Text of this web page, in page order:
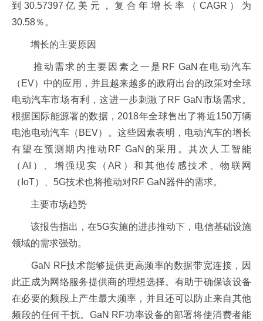
到30.57397亿美元，复合年增长率（CAGR）为
30.58％。
增长的主要原因
推动需求的主要因素之一是RF GaN在电动汽车
（EV）中的应用，并且越来越多的政府出台的政策对全球
电动汽车市场有利，这进一步刺激了RF GaN市场需求。
根据国际能源署的数据，2018年全球售出了将近150万辆
电池电动汽车（BEV）。这些因素表明，电动汽车的增长
有望在预测期内推动RF GaN的采用。其次人工智能
（AI）、增强现实（AR）和其他传感技术、物联网
（IoT）、5G技术也将推动对RF GaN器件的需求。
主要市场趋势
该报告指出，在5G实施的进步推动下，电信基础设施
领域的需求强劲。
GaN RF技术能够提供更高频率的数据带宽连接，因
此正成为网络服务提供商的理想选择。有助于确保该设备
在必要的频段上产生最大频率，并且还可以防止来自其他
频段的任何干扰。GaN RF功率设备的部署将使消费者能